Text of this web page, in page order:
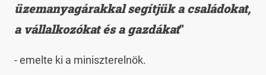
üzemanyagárakkal segítjük a családokat,
a vállalkozókat és a gazdákat"
- emelte ki a miniszterelnök.